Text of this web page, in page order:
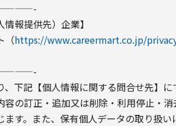
情報提供先）企業】
（https://www.careermart.co.jp/
、下記【個人情報に関する問合せ先】
容の訂正・追加又は削除・利用停止・
す。また、保有個人データの取り扱